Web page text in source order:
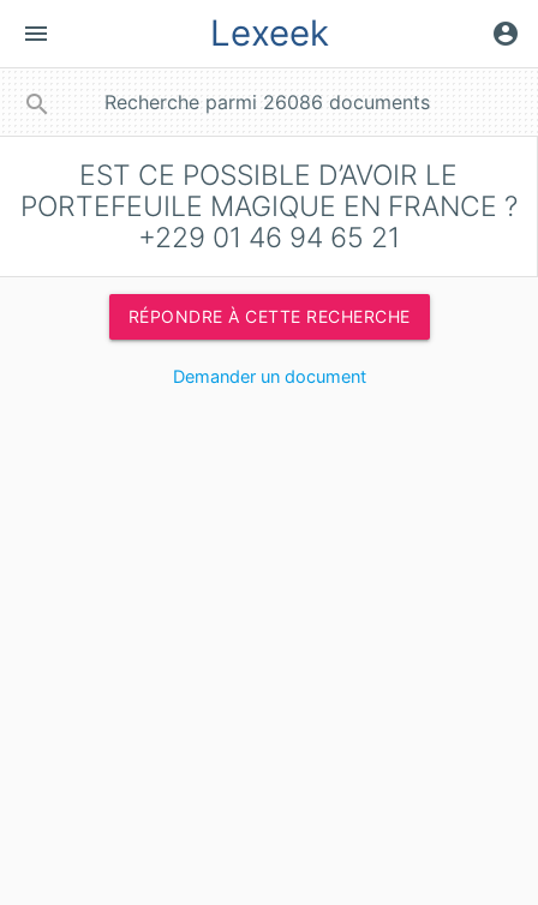
menu Lexeek account_circle
search
EST CE POSSIBLE D’AVOIR LE
PORTEFEUILE MAGIQUE EN FRANCE ?
+229 01 46 94 65 21
RÉPONDRE À CETTE RECHERCHE
Demander un document